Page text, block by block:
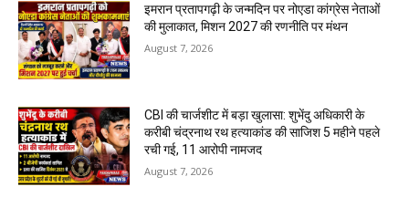
इमरान प्रतापगढ़ी के जन्मदिन पर नोएडा कांग्रेस नेताओं
की मुलाकात, मिशन 2027 की रणनीति पर मंथन
August 7, 2026
CBI की चार्जशीट में बड़ा खुलासा: शुभेंदु अधिकारी के
करीबी चंद्रनाथ रथ हत्याकांड की साजिश 5 महीने पहले
रची गई, 11 आरोपी नामजद
August 7, 2026